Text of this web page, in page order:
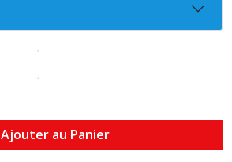
Ajouter au Panier